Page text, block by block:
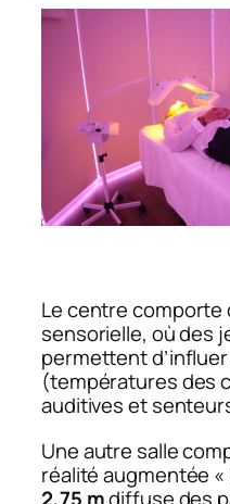
Le centre comporte
sensorielle, où des
permettent
(températures des
auditives et
Une autre salle
réalité augmentée «